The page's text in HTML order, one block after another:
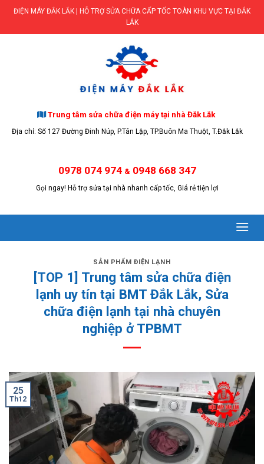
Skip
content
ĐIỆN MÁY ĐẮK LẮK | HỖ TRỢ SỬA CHỮA CẤP TỐC TOÀN KHU VỰC TẠI ĐẮK
LẮK
Trung tâm sửa chữa điện máy tại nhà Đắk Lắk
Địa chỉ: Số 127 Đường Đinh Núp, P.Tân Lập, TP.Buôn Ma Thuột, T.Đắk Lắk
0978 074 974 & 0948 668 347
Gọi ngay! Hỗ trợ sửa tại nhà nhanh cấp tốc, Giá rẻ tiện lợi
SẢN PHẨM ĐIỆN LẠNH
[TOP 1] Trung tâm sửa chữa điện
lạnh uy tín tại BMT Đắk Lắk, Sửa
chữa điện lạnh tại nhà chuyên
nghiệp ở TPBMT
25
Th12